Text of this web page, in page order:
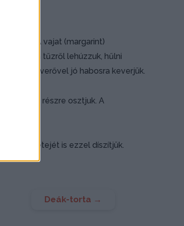
A vajat (margarint)
a tűzről lehúzzuk, hűlni
habverővel jó habosra keverjük.
négy részre osztjuk. A
a tetejét is ezzel díszítjük.
Deák-torta →